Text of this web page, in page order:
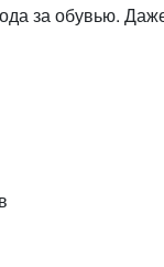
за обувью.